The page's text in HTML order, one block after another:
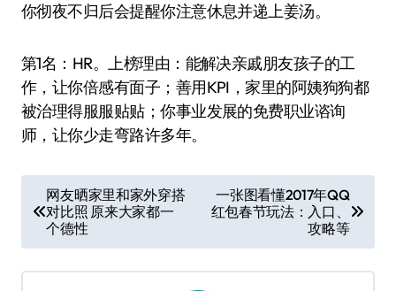
你彻夜不归后会提醒你注意休息并递上姜汤。
第1名：HR。上榜理由：能解决亲戚朋友孩子的工
作，让你倍感有面子；善用KPI，家里的阿姨狗狗都
被治理得服服贴贴；你事业发展的免费职业谘询
师，让你少走弯路许多年。
章
导
航
网友晒家里和家外穿搭
对比照 原来大家都一
个德性
一张图看懂2017年QQ
红包春节玩法：入口、
攻略等